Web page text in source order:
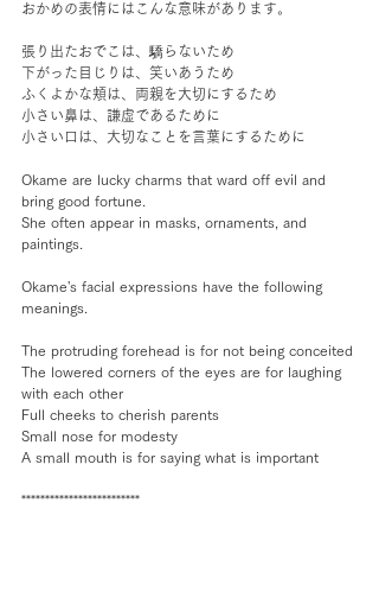
おかめの表情にはこんな意味があります。
張り出たおでこは、驕らないため
下がった目じりは、笑いあうため
ふくよかな頬は、両親を大切にするため
小さい鼻は、謙虚であるために
小さい口は、大切なことを言葉にするために
Okame are lucky charms that ward off evil and
bring good fortune.
She often appear in masks, ornaments, and
paintings.
Okame's facial expressions have the following
meanings.
The protruding forehead is for not being conceited
The lowered corners of the eyes are for laughing
with each other
Full cheeks to cherish parents
Small nose for modesty
A small mouth is for saying what is important
*************************